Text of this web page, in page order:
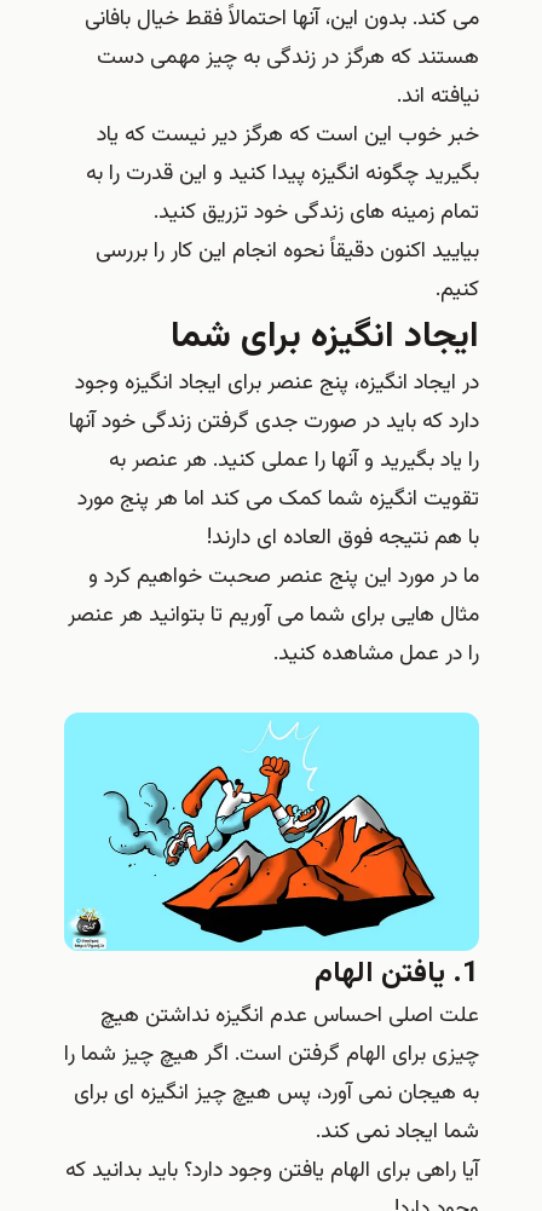
می کند. بدون این، آنها احتمالاً فقط خیال بافانی
هستند که هرگز در زندگی به چیز مهمی دست
نیافته اند.
خبر خوب این است که هرگز دیر نیست که یاد
بگیرید چگونه انگیزه پیدا کنید و این قدرت را به
تمام زمینه های زندگی خود تزریق کنید.
بیایید اکنون دقیقاً نحوه انجام این کار را بررسی
کنیم.
ایجاد انگیزه برای شما
در ایجاد انگیزه، پنج عنصر برای ایجاد انگیزه وجود
دارد که باید در صورت جدی گرفتن زندگی خود آنها
را یاد بگیرید و آنها را عملی کنید. هر عنصر به
تقویت انگیزه شما کمک می کند اما هر پنج مورد
با هم نتیجه فوق العاده ای دارند!
ما در مورد این پنج عنصر صحبت خواهیم کرد و
مثال هایی برای شما می آوریم تا بتوانید هر عنصر
را در عمل مشاهده کنید.
1. یافتن الهام
علت اصلی احساس عدم انگیزه نداشتن هیچ
چیزی برای الهام گرفتن است. اگر هیچ چیز شما را
به هیجان نمی آورد، پس هیچ چیز انگیزه ای برای
شما ایجاد نمی کند.
آیا راهی برای الهام یافتن وجود دارد؟ باید بدانید که